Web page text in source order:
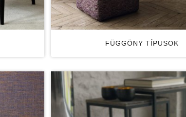
FÜGGÖNY TÍPUSOK